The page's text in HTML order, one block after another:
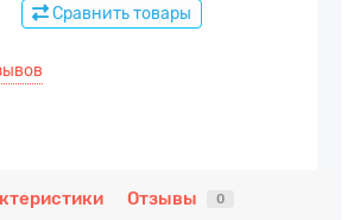
Сравнить товары
Отзывы 0